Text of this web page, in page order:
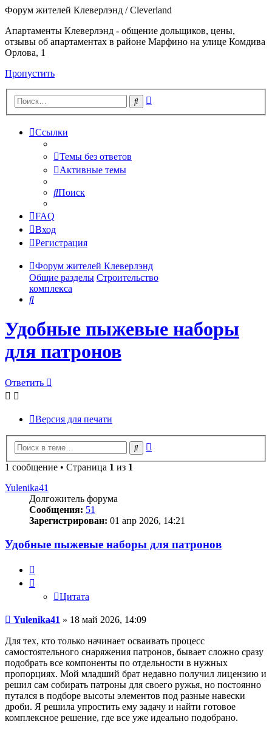
Форум жителей Клеверлэнд / Cleverland
Апартаменты Клеверлэнд - общение дольщиков, цены,
отзывы об апартаментах в районе Марфино на улице Комдива
Орлова, 1
Пропустить
Поиск
Ссылки
Темы без ответов
Активные темы
Поиск
FAQ
Вход
Регистрация
Форум жителей Клеверлэнд
Общие разделы Строительство
комплекса
Поиск
Удобные пыжевые наборы
для патронов
Ответить
Версия для печати
Поиск
1 сообщение • Страница 1 из 1
Yulenika41
Долгожитель форума
Сообщения: 51
Зарегистрирован: 01 апр 2026, 14:21
Удобные пыжевые наборы для патронов
Цитата
Сообщение
Yulenika41 » 18 май 2026, 14:09
Для тех, кто только начинает осваивать процесс
самостоятельного снаряжения патронов, бывает сложно сразу
подобрать все компоненты по отдельности в нужных
пропорциях. Мой младший брат недавно получил лицензию и
решил сам собирать патроны для своего ружья, но постоянно
путался в подборе высоты элементов под разные навески
дроби. Я решила упростить ему задачу и найти готовое
комплексное решение, где все уже идеально подобрано.